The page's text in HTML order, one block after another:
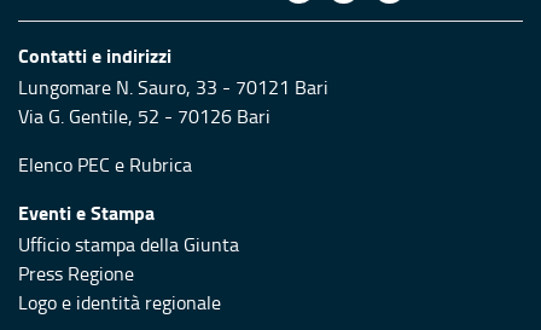
Contatti e indirizzi
Lungomare N. Sauro, 33 - 70121 Bari
Via G. Gentile, 52 - 70126 Bari
Elenco PEC e Rubrica
Eventi e Stampa
Ufficio stampa della Giunta
Press Regione
Logo e identità regionale